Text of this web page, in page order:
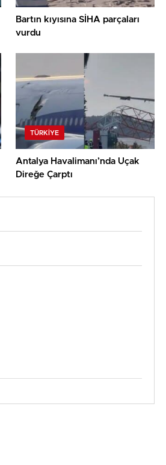
Bartın kıyısına SİHA parçaları
vurdu
TÜRKIYE
Antalya Havalimanı’nda Uçak
Direğe Çarptı